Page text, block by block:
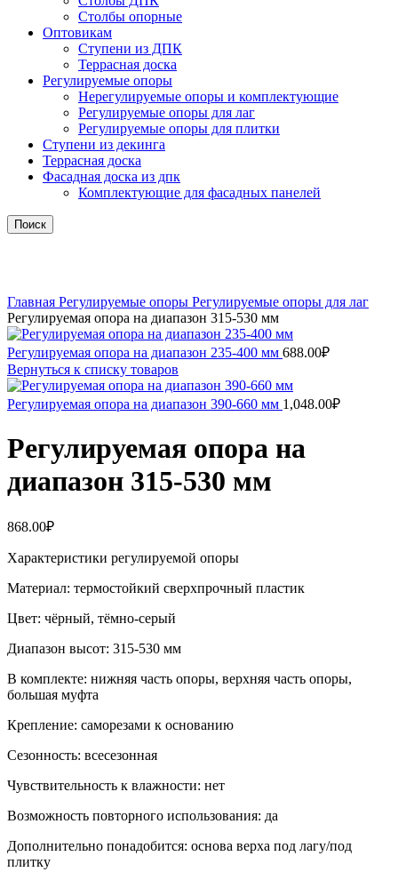
Столбы опорные
Оптовикам
Ступени из ДПК
Террасная доска
Регулируемые опоры
Нерегулируемые опоры и комплектующие
Регулируемые опоры для лаг
Регулируемые опоры для плитки
Ступени из декинга
Террасная доска
Фасадная доска из дпк
Комплектующие для фасадных панелей
Поиск
Главная Регулируемые опоры Регулируемые опоры для лаг
Регулируемая опора на диапазон 315-530 мм
Регулируемая опора на диапазон 235-400 мм 688.00₽
Вернуться к списку товаров
Регулируемая опора на диапазон 390-660 мм 1,048.00₽
Регулируемая опора на
диапазон 315-530 мм
868.00₽
Характеристики регулируемой опоры
Материал: термостойкий сверхпрочный пластик
Цвет: чёрный, тёмно-серый
Диапазон высот: 315-530 мм
В комплекте: нижняя часть опоры, верхняя часть опоры,
большая муфта
Крепление: саморезами к основанию
Сезонность: всесезонная
Чувствительность к влажности: нет
Возможность повторного использования: да
Дополнительно понадобится: основа верха под лагу/под
плитку